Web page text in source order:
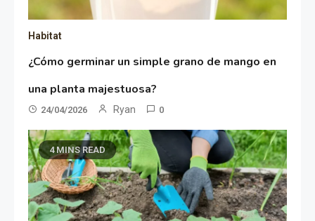
Habitat
¿Cómo germinar un simple grano de mango en
una planta majestuosa?
24/04/2026 Ryan 0
4 MINS READ